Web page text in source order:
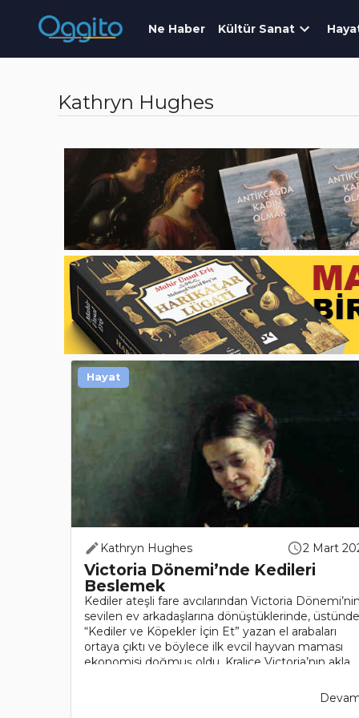
Ne Haber Kültür Sanat
Kathryn Hughes
Kathryn Hughes 2 Mart
Victoria Dönemi’nde Kedileri
Beslemek
Kediler ateşli fare avcılarından Victoria
sevilen ev arkadaşlarına dönüştüklerinde, üstünde
“Kediler ve Köpekler İçin Et” yazan el arabaları
ortaya çıktı ve böylece ilk evcil hayvan maması
ekonomisi doğmuş oldu. Kraliçe Victoria’nın akla
Hayat